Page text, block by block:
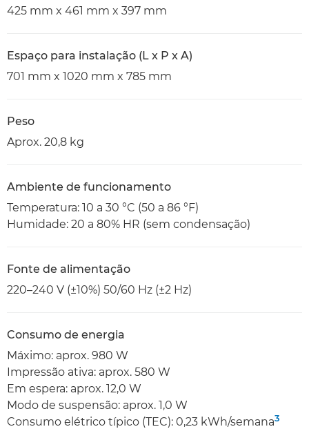
425 mm x 461 mm x 397 mm
Espaço para instalação (L x P x A)
701 mm x 1020 mm x 785 mm
Peso
Aprox. 20,8 kg
Ambiente de funcionamento
Temperatura: 10 a 30 °C (50 a 86 °F)
Humidade: 20 a 80% HR (sem condensação)
Fonte de alimentação
220–240 V (±10%) 50/60 Hz (±2 Hz)
Consumo de energia
Máximo: aprox. 980 W
Impressão ativa: aprox. 580 W
Em espera: aprox. 12,0 W
Modo de suspensão: aprox. 1,0 W
Consumo elétrico típico (TEC): 0,23 kWh/semana3